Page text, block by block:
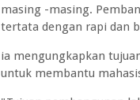
masing -masing.
tertata dengan rapi dan
ia mengungkapkan
untuk membantu